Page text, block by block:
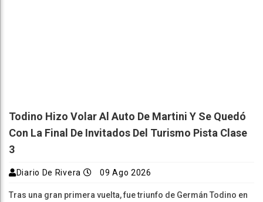
Todino Hizo Volar Al Auto De Martini Y Se Quedó
Con La Final De Invitados Del Turismo Pista Clase
3
Diario De Rivera 09 Ago 2026
Tras una gran primera vuelta, fue triunfo de Germán Todino en